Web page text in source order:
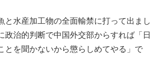
と水産加工物の全面輸禁に打って出まし
政治的判断で中国外交部からすれば「日
とを聞かないから懲らしめてやる」で